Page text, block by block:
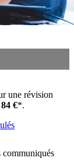
une révision
€*.
communiqués